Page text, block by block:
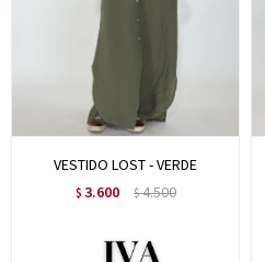
VESTIDO LOST - VERDE
$ 3.600 $4.500